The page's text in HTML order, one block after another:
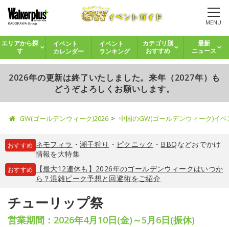
MENU
エリアから探
す
イベント
カレンダー
イベント
ランキング
カテゴリ別
おすすめ
最新
ニュース
2026年の更新は終了いたしました。来年（2027年）も
どうぞよろしくお願いします。
GW(ゴールデンウィーク)2026 中国のGW(ゴールデンウィーク)イ
おすすめ ネモフィラ ・ 潮干狩り ・ ピクニック ・ BBQなどおでかけ
情報を大特集
おすすめ
【最大12連休も】2026年のゴールデンウィークはいつか
ら？混雑ピーク予想と回避術をご紹介
チューリップ祭
営業期間：2026年4月10日(金)～5月6日(振休)